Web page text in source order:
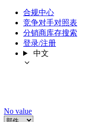
合规中心
竞争对手对照表
分销商库存搜索
登录/注册
中文
No value